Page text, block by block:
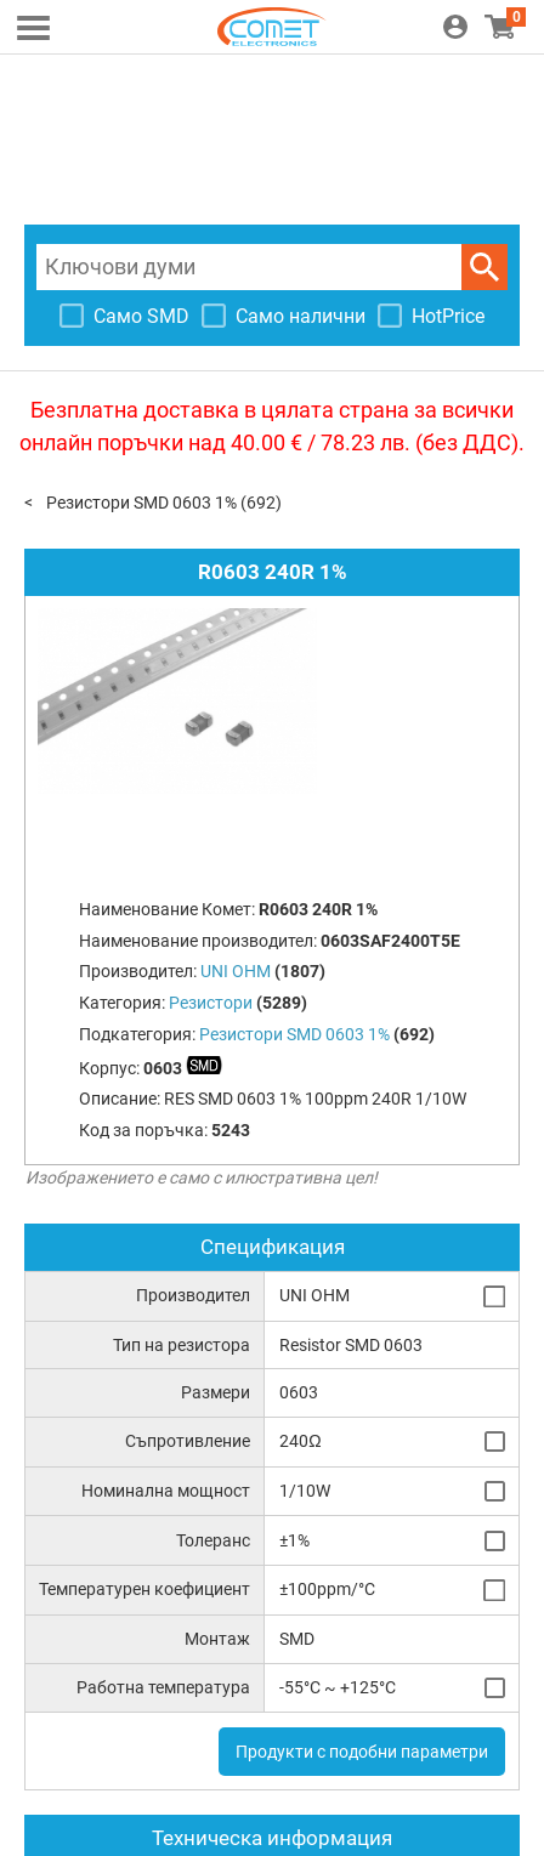
0
Само SMD Само налични HotPrice
Безплатна доставка в цялата страна за всички
онлайн поръчки над 40.00 € / 78.23 лв. (без ДДС).
Резистори SMD 0603 1% (692)
R0603 240R 1%
Наименование Комет: R0603 240R 1%
Наименование производител:0603SAF2400T5E
Производител: UNI OHM (1807)
Категория: Резистори (5289)
Подкатегория: Резистори SMD 0603 1% (692)
Корпус:0603
Описание: RES SMD 0603 1% 100ppm 240R 1/10W
Код за поръчка:5243
Изображението е само с илюстративна цел!
Спецификация
Производител UNI OHM
Тип на резистора Resistor SMD 0603
Размери 0603
Съпротивление 240Ω
Номинална мощност 1/10W
Толеранс ±1%
Температурен коефициент ±100ppm/°C
Монтаж SMD
Работна температура -55°C ~ +125°C
Продукти с подобни параметри
Техническа информация